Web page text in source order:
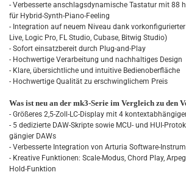
- Verbesserte anschlagsdynamische Tastatur mit 88
für Hybrid-Synth-Piano-Feeling
- Integration auf neuem Niveau dank
Live, Logic Pro, FL Studio, Cubase, Bitwig Studio)
- Sofort einsatzbereit durch Plug-and-Play
- Hochwertige Verarbeitung und nachhaltiges Design
- Klare, übersichtliche und intuitive Bedienoberfläche
- Hochwertige Qualität zu erschwinglichem Preis
Was ist neu an der mk3-Serie im Vergleich zu den
- Größeres 2,5-Zoll-LC-Display mit 4
- 5 dedizierte DAW-Skripte sowie MCU- und HUI-
gängier DAWs
- Verbesserte Integration von Arturia Software-
- Kreative Funktionen: Scale-Modus, Chord Play,
Hold-Funktion